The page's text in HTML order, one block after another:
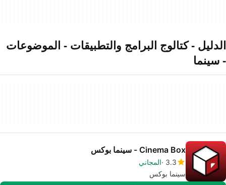
الدليل - كتالوج البرامج والتطبيقات - الموضوعات
- سينما
Cinema Box - سينما بوكس
3.3 المجاني
سينما بوكس